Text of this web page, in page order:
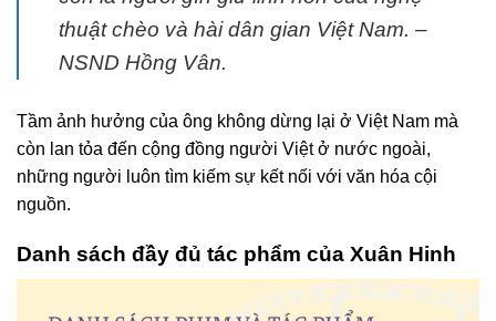
thuật chèo và hài dân gian Việt Nam. –
NSND Hồng Vân.
Tầm ảnh hưởng của ông không dừng lại ở Việt Nam mà
còn lan tỏa đến cộng đồng người Việt ở nước ngoài,
những người luôn tìm kiếm sự kết nối với văn hóa cội
nguồn.
Danh sách đầy đủ tác phẩm của Xuân Hinh